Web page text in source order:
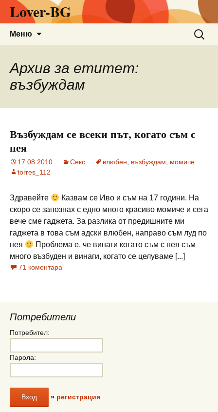
Lover-BG
Меню
за:
Архив за етитет:
възбуждам
Възбуждам се всеки път, когато съм с
нея
17.08.2010 Секс влюбен възбуждам
момиче
torres_112
Здравейте
Казвам се Иво и съм на 17 години. На
скоро се запознах с едно много красиво момиче и сега
вече сме гаджета. За разлика от предишните ми
гаджета в това съм адски влюбен, направо съм луд по
нея
Проблема е, че винаги когато съм с нея съм
много възбуден и винаги, когато се целуваме [...]
71 коментара
Потребители
Потребител:
Парола:
» регистрация